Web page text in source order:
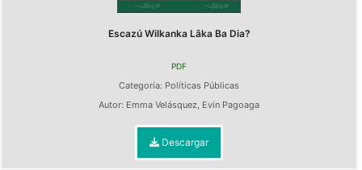
Escazú Wilkanka Lâka Ba Dia?
PDF
Categoría: Políticas Públicas
Autor: Emma Velásquez, Evin Pagoaga
Descargar